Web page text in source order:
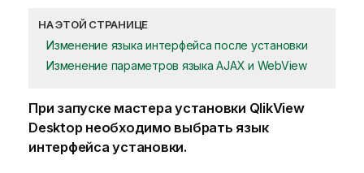
НА ЭТОЙ СТРАНИЦЕ
Изменение языка интерфейса после установки
Изменение параметров языка AJAX и WebView
При запуске мастера установки QlikView
Desktopнеобходимо выбрать язык
интерфейса установки.